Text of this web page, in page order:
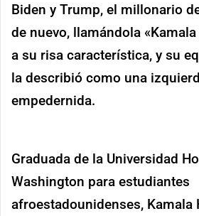
Biden y Trump, el millonario
de nuevo, llamándola
a su risa característica, y su
la describió como una
empedernida.
Graduada de la Universidad
Washington para estudiantes
afroestadounidenses, Kamala